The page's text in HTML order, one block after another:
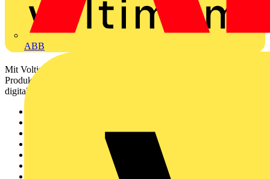
ABB
Mit Voltimum erhalten Elektrofachkräfte Zugang zu Branchennews,
Produktinformationen, Schulungen und Tools – alles auf einer
digitalen Plattform und Community.